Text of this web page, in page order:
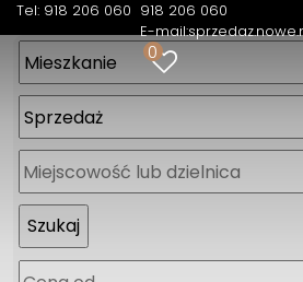
Tel: 918 206 060 918 206 060
E-mail:
0